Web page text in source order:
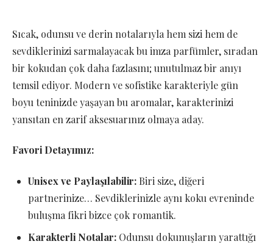
Sıcak, odunsu ve derin notalarıyla hem sizi hem de
sevdiklerinizi sarmalayacak bu imza parfümler, sıradan
bir kokudan çok daha fazlasını; unutulmaz bir anıyı
temsil ediyor. Modern ve sofistike karakteriyle gün
boyu teninizde yaşayan bu aromalar, karakterinizi
yansıtan en zarif aksesuarınız olmaya aday.
Favori Detayımız:
Unisex ve Paylaşılabilir:Biri size, diğeri
partnerinize… Sevdiklerinizle aynı koku evreninde
buluşma fikri bizce çok romantik.
Karakterli Notalar:Odunsu dokunuşların yarattığı